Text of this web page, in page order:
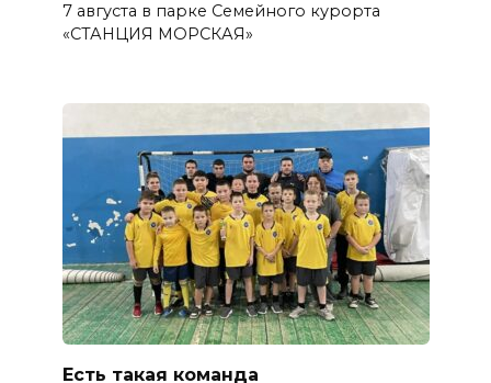
7 августа в парке Семейного курорта
«СТАНЦИЯ МОРСКАЯ»
Есть такая команда